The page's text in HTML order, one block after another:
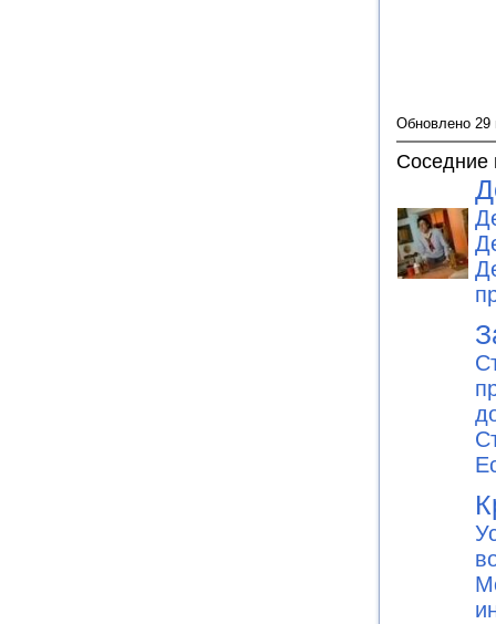
Обновлено 29
Соседние